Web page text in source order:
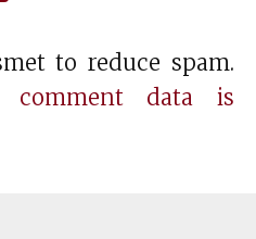
to reduce spam.
comment data is